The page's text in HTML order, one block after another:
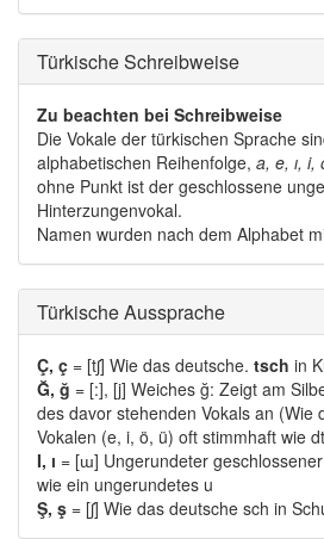
Türkische Schreibweise
Zu beachten bei Schreibweise
Die Vokale der türkischen Sprache
alphabetischen Reihenfolge, a, e, ı, i,
ohne Punkt ist der geschlossene
Hinterzungenvokal.
Namen wurden nach dem Alphabet
Türkische Aussprache
Ç, ç = [tʃ] Wie das deutsche. tsch in
Ğ, ğ = [:], [j] Weiches ğ: Zeigt am
des davor stehenden Vokals an (Wie
Vokalen (e, i, ö, ü) oft stimmhaft wie
I, ı = [ɯ] Ungerundeter
wie ein ungerundetes u
Ş, ş = [ʃ] Wie das deutsche sch in